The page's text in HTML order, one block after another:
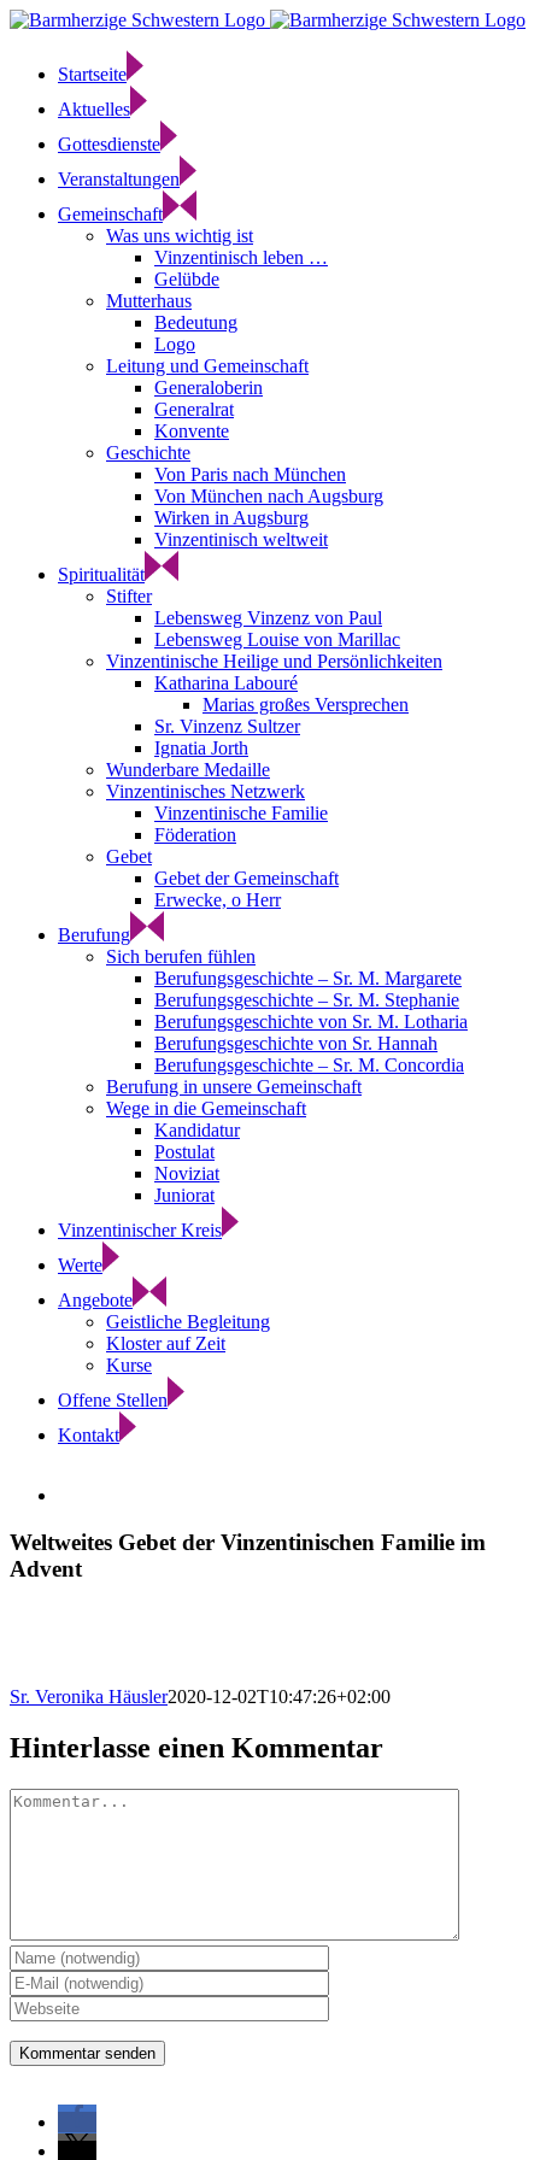
Zum
Startseite
Aktuelles
Gottesdienste
Veranstaltungen
Gemeinschaft
Was uns wichtig ist
Vinzentinisch leben …
Gelübde
Mutterhaus
Bedeutung
Logo
Leitung und Gemeinschaft
Generaloberin
Generalrat
Konvente
Geschichte
Von Paris nach München
Von München nach Augsburg
Wirken in Augsburg
Vinzentinisch weltweit
Spiritualität
Stifter
Lebensweg Vinzenz von Paul
Lebensweg Louise von Marillac
Vinzentinische Heilige und Persönlichkeiten
Katharina Labouré
Marias großes Versprechen
Sr. Vinzenz Sultzer
Ignatia Jorth
Wunderbare Medaille
Vinzentinisches Netzwerk
Vinzentinische Familie
Föderation
Gebet
Gebet der Gemeinschaft
Erwecke, o Herr
Berufung
Sich berufen fühlen
Berufungsgeschichte – Sr. M. Margarete
Berufungsgeschichte – Sr. M. Stephanie
Berufungsgeschichte von Sr. M. Lotharia
Berufungsgeschichte von Sr. Hannah
Berufungsgeschichte – Sr. M. Concordia
Berufung in unsere Gemeinschaft
Wege in die Gemeinschaft
Kandidatur
Postulat
Noviziat
Juniorat
Vinzentinischer Kreis
Werte
Angebote
Geistliche Begleitung
Kloster auf Zeit
Kurse
Offene Stellen
Kontakt
Bild
Weltweites Gebet der Vinzentinischen Familie im
Advent
Sr. Veronika Häusler2020-12-02T10:47:26+02:00
Hinterlasse einen Kommentar
Kommentar